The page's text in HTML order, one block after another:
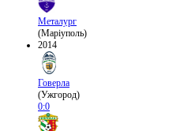
Металург
(Маріуполь)
2014
Говерла
(Ужгород)
0:0